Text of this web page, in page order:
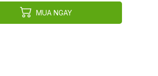
MUA NGAY